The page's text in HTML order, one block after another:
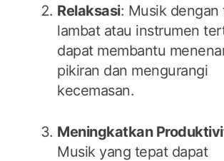
Relaksasi: Musik dengan
lambat atau instrumen
dapat membantu
pikiran dan mengurangi
kecemasan.
Meningkatkan
Musik yang tepat dapat